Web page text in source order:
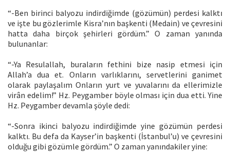
“-Ben birinci balyozu indirdiğimde (gözümün) perdesi kalktı
ve işte bu gözlerimle Kisra’nın başkenti (Medain) ve çevresini
hatta daha birçok şehirleri gördüm.” O zaman yanında
bulunanlar:
“-Ya Resulallah, buraların fethini bize nasip etmesi için
Allah’a dua et. Onların varlıklarını, servetlerini ganimet
olarak paylaşalım Onların yurt ve yuvalarını da ellerimizle
virân edelim!” Hz. Peygamber böyle olması için dua etti. Yine
Hz. Peygamber devamla şöyle dedi:
“-Sonra ikinci balyozu indirdiğimde yine gözümün perdesi
kalktı. Bu defa da Kayser’in başkenti (İstanbul’u) ve çevresini
olduğu gibi gözümle gördüm.” O zaman yanındakiler yine: